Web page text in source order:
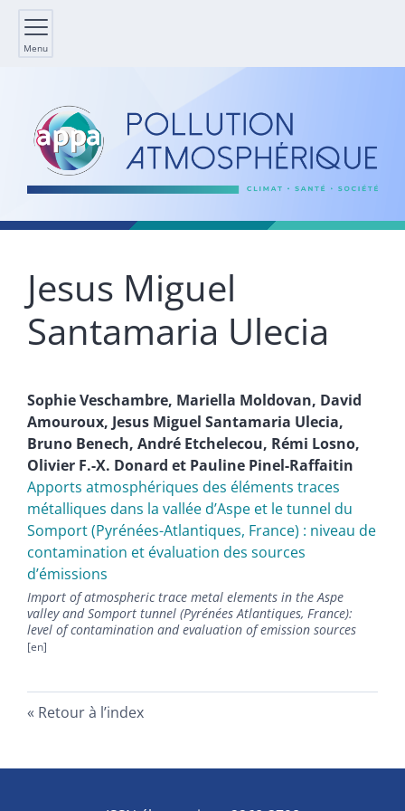
Menu
Jesus Miguel
Santamaria Ulecia
SophieVeschambre, Mariella Moldovan, David
Amouroux, Jesus Miguel Santamaria Ulecia,
Bruno Benech, André Etchelecou, Rémi Losno,
Olivier F.-X. Donard et Pauline Pinel-Raffaitin
Apports atmosphériques des éléments traces
métalliques dans la vallée dʼAspe et le tunnel du
Somport (Pyrénées-Atlantiques, France) : niveau de
contamination et évaluation des sources
dʼémissions
Import of atmospheric trace metal elements in the Aspe
valley and Somport tunnel (Pyrénées Atlantiques, France):
level of contamination and evaluation of emission sources
Retour à l’index